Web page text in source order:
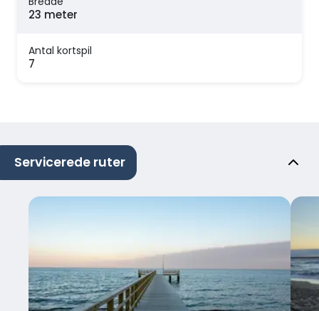
23 meter
Antal kortspil
7
Servicerede ruter